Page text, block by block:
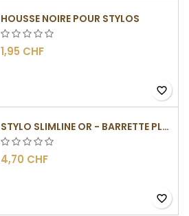
HOUSSE NOIRE POUR STYLOS
1,95 CHF
favorite_border
STYLO SLIMLINE OR - BARRETTE PLATE
4,70 CHF
favorite_border